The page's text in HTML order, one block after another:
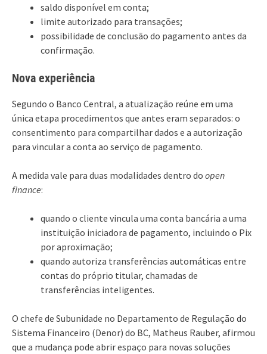
saldo disponível em conta;
limite autorizado para transações;
possibilidade de conclusão do pagamento antes da
confirmação.
Nova experiência
Segundo o Banco Central, a atualização reúne em uma
única etapa procedimentos que antes eram separados: o
consentimento para compartilhar dados e a autorização
para vincular a conta ao serviço de pagamento.
A medida vale para duas modalidades dentro do open
finance:
quando o cliente vincula uma conta bancária a uma
instituição iniciadora de pagamento, incluindo o Pix
por aproximação;
quando autoriza transferências automáticas entre
contas do próprio titular, chamadas de
transferências inteligentes.
O chefe de Subunidade no Departamento de Regulação do
Sistema Financeiro (Denor) do BC, Matheus Rauber, afirmou
que a mudança pode abrir espaço para novas soluções